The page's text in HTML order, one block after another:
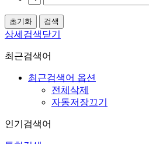
상세검색닫기
최근검색어
최근검색어 옵션
전체삭제
자동저장끄기
인기검색어